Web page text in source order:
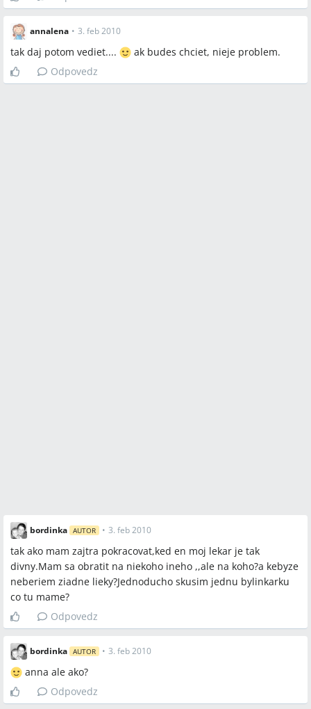
annalena • 3. feb 2010
tak daj potom vediet....
ak budes chciet, nieje problem.
Odpovedz
bordinka AUTOR • 3. feb 2010
tak ako mam zajtra pokracovat,ked en moj lekar je tak
divny.Mam sa obratit na niekoho ineho ,,ale na koho?a kebyze
neberiem ziadne lieky?Jednoducho skusim jednu bylinkarku
co tu mame?
Odpovedz
bordinka AUTOR • 3. feb 2010
anna ale ako?
Odpovedz